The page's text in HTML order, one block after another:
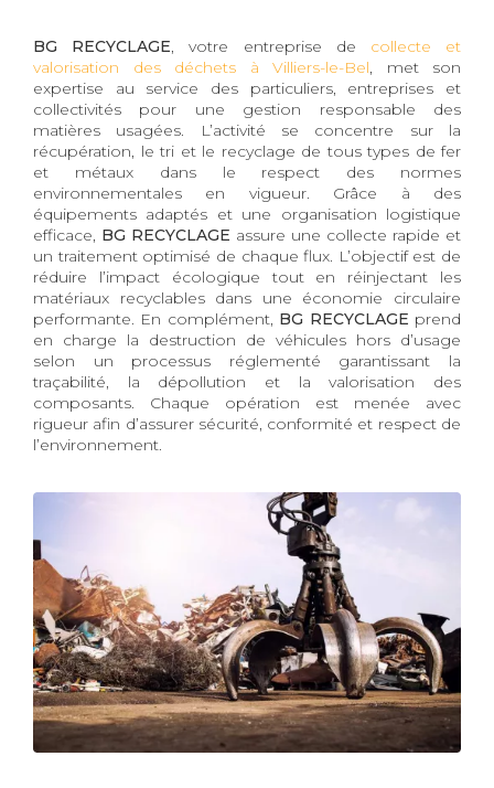
BG RECYCLAGE, votre entreprise de collecte et
valorisation des déchets à Villiers-le-Bel, met son
expertise au service des particuliers, entreprises et
collectivités pour une gestion responsable des
matières usagées. L’activité se concentre sur la
récupération, le tri et le recyclage de tous types de fer
et métaux dans le respect des normes
environnementales en vigueur. Grâce à des
équipements adaptés et une organisation logistique
efficace, BG RECYCLAGE assure une collecte rapide et
un traitement optimisé de chaque flux. L’objectif est de
réduire l’impact écologique tout en réinjectant les
matériaux recyclables dans une économie circulaire
performante. En complément, BG RECYCLAGE prend
en charge la destruction de véhicules hors d’usage
selon un processus réglementé garantissant la
traçabilité, la dépollution et la valorisation des
composants. Chaque opération est menée avec
rigueur afin d’assurer sécurité, conformité et respect de
l’environnement.